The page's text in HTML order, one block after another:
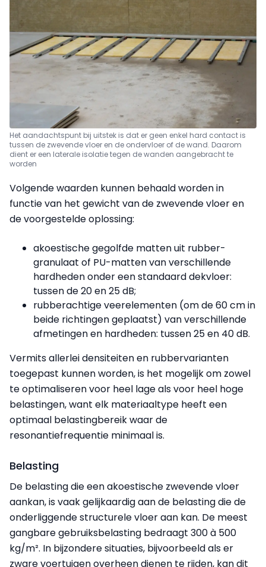
Het aandachtspunt bij uitstek is dat er geen enkel hard contact is
tussen de zwevende vloer en de ondervloer of de wand. Daarom
dient er een laterale isolatie tegen de wanden aangebracht te
worden
Volgende waarden kunnen behaald worden in
functie van het gewicht van de zwevende vloer en
de voorgestelde oplossing:
akoestische gegolfde matten uit rubber­
granulaat of PU-matten van verschillende
hardheden onder een standaard dekvloer:
tussen de 20 en 25 dB;
rubberachtige veerelementen (om de 60 cm in
beide richtingen geplaatst) van verschillende
afmetingen en hardheden: tussen 25 en 40 dB.
Vermits allerlei densiteiten en rubbervarianten
toegepast kunnen worden, is het mogelijk om zowel
te optimaliseren voor heel lage als voor heel hoge
belastingen, want elk materiaaltype heeft een
optimaal belastingbereik waar de
resonantiefrequentie minimaal is.
Belasting
De belasting die een akoestische zwevende vloer
aankan, is vaak gelijkaardig aan de belasting die de
onderliggende structurele vloer aan kan. De meest
gangbare gebruiksbelasting bedraagt 300 à 500
kg/m². In bijzondere situaties, bijvoorbeeld als er
zware voertuigen overheen dienen te rijden, kan dit